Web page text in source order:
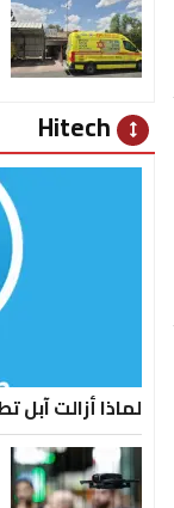
height
لماذا أزالت آبل